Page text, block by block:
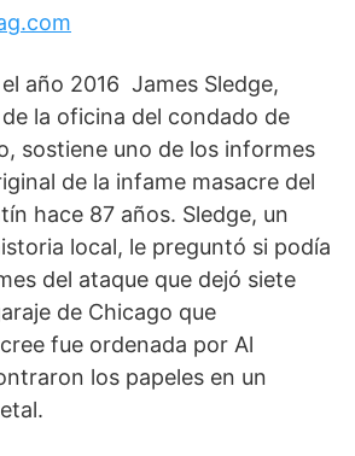
a
m
I
año 2016 James Sledge,
la oficina del condado de
sostiene uno de los informes
de la infame masacre del
hace 87 años. Sledge, un
local, le preguntó si podía
del ataque que dejó siete
de Chicago que
fue ordenada por Al
los papeles en un